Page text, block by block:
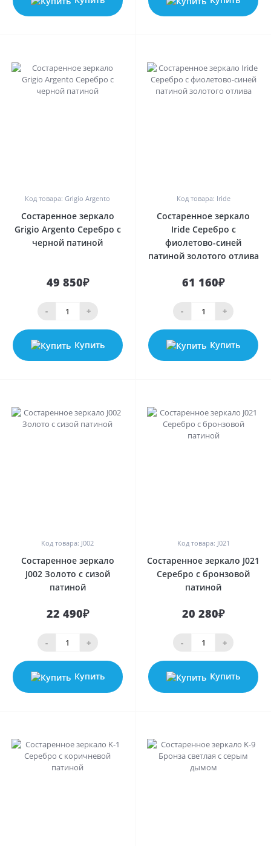
Код товара: Grigio Argento
Состаренное зеркало
Grigio Argento Серебро с
черной патиной
49 850₽
- +
Купить
Код товара: Iride
Состаренное зеркало
Iride Серебро с
фиолетово-синей
патиной золотого отлива
61 160₽
- +
Купить
Код товара: J002
Состаренное зеркало
J002 Золото с сизой
патиной
22 490₽
- +
Купить
Код товара: J021
Состаренное зеркало J021
Серебро с бронзовой
патиной
20 280₽
- +
Купить